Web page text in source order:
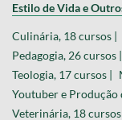
Estilo de Vida e
Culinária, 18 cursos |
Pedagogia, 26 cursos |
Teologia, 17 cursos |
Youtuber e Produção
Veterinária, 18 cursos |